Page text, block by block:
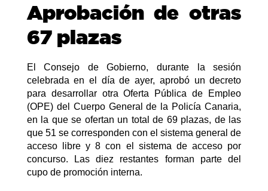
Aprobación de otras
67 plazas
El Consejo de Gobierno, durante la sesión
celebrada en el día de ayer, aprobó un decreto
para desarrollar otra Oferta Pública de Empleo
(OPE) del Cuerpo General de la Policía Canaria,
en la que se ofertan un total de 69 plazas, de las
que 51 se corresponden con el sistema general de
acceso libre y 8 con el sistema de acceso por
concurso. Las diez restantes forman parte del
cupo de promoción interna.